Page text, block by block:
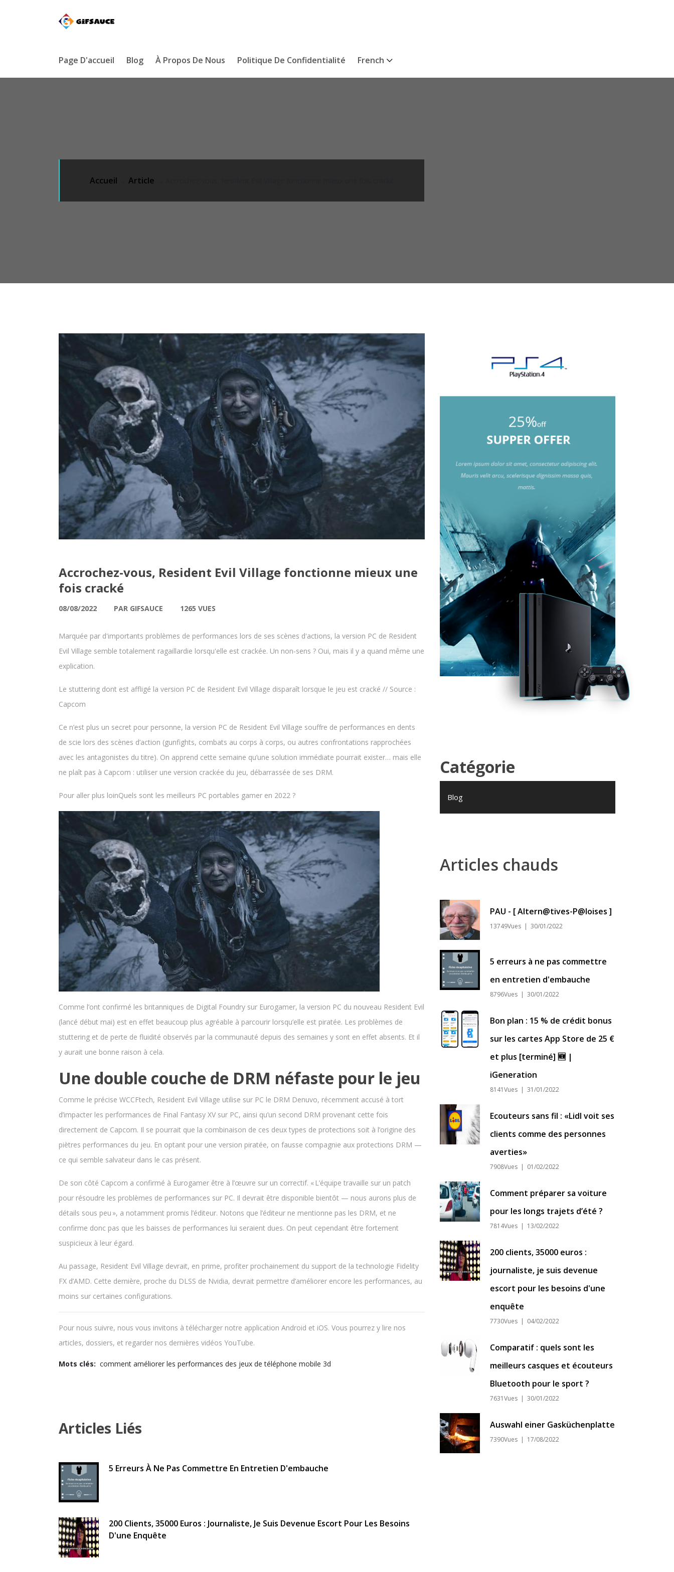
Page D'accueil Blog À Propos De Nous Politique De Confidentialité French
Accueil Article
Accrochez-vous, Resident Evil Village fonctionne mieux une
fois cracké
08/08/2022 PAR GIFSAUCE 1265 VUES
Marquée par d'importants problèmes de performances lors de ses scènes d'actions, la version PC de Resident
Evil Village semble totalement ragaillardie lorsqu'elle est crackée. Un non-sens ? Oui, mais il y a quand même une
explication.
Le stuttering dont est affligé la version PC de Resident Evil Village disparaît lorsque le jeu est cracké // Source :
Capcom
Ce n’est plus un secret pour personne, la version PC de Resident Evil Village souffre de performances en dents
de scie lors des scènes d’action (gunfights, combats au corps à corps, ou autres confrontations rapprochées
avec les antagonistes du titre). On apprend cette semaine qu’une solution immédiate pourrait exister… mais elle
ne plaît pas à Capcom : utiliser une version crackée du jeu, débarrassée de ses DRM.
Pour aller plus loinQuels sont les meilleurs PC portables gamer en 2022 ?
Comme l’ont confirmé les britanniques de Digital Foundry sur Eurogamer, la version PC du nouveau Resident Evil
(lancé début mai) est en effet beaucoup plus agréable à parcourir lorsqu’elle est piratée. Les problèmes de
stuttering et de perte de fluidité observés par la communauté depuis des semaines y sont en effet absents. Et il
y aurait une bonne raison à cela.
Une double couche de DRM néfaste pour le jeu
Comme le précise WCCFtech, Resident Evil Village utilise sur PC le DRM Denuvo, récemment accusé à tort
d’impacter les performances de Final Fantasy XV sur PC, ainsi qu’un second DRM provenant cette fois
directement de Capcom. Il se pourrait que la combinaison de ces deux types de protections soit à l’origine des
piètres performances du jeu. En optant pour une version piratée, on fausse compagnie aux protections DRM —
ce qui semble salvateur dans le cas présent.
De son côté Capcom a confirmé à Eurogamer être à l’œuvre sur un correctif. « L’équipe travaille sur un patch
pour résoudre les problèmes de performances sur PC. Il devrait être disponible bientôt — nous aurons plus de
détails sous peu », a notamment promis l’éditeur. Notons que l’éditeur ne mentionne pas les DRM, et ne
confirme donc pas que les baisses de performances lui seraient dues. On peut cependant être fortement
suspicieux à leur égard.
Au passage, Resident Evil Village devrait, en prime, profiter prochainement du support de la technologie Fidelity
FX d’AMD. Cette dernière, proche du DLSS de Nvidia, devrait permettre d’améliorer encore les performances, au
moins sur certaines configurations.
Pour nous suivre, nous vous invitons à télécharger notre application Android et iOS. Vous pourrez y lire nos
articles, dossiers, et regarder nos dernières vidéos YouTube.
Mots clés: comment améliorer les performances des jeux de téléphone mobile 3d
Articles Liés
5 Erreurs À Ne Pas Commettre En Entretien D'embauche
200 Clients, 35000 Euros : Journaliste, Je Suis Devenue Escort Pour Les Besoins
D'une Enquête
Catégorie
Blog
Articles chauds
PAU - [ Altern@tives-P@loises ]
13749Vues | 30/01/2022
5 erreurs à ne pas commettre
en entretien d'embauche
8796Vues | 30/01/2022
Bon plan : 15 % de crédit bonus
sur les cartes App Store de 25 €
et plus [terminé] 🆕 |
iGeneration
8141Vues | 31/01/2022
Ecouteurs sans fil : «Lidl voit ses
clients comme des personnes
averties»
7908Vues | 01/02/2022
Comment préparer sa voiture
pour les longs trajets d’été ?
7814Vues | 13/02/2022
200 clients, 35000 euros :
journaliste, je suis devenue
escort pour les besoins d'une
enquête
7730Vues | 04/02/2022
Comparatif : quels sont les
meilleurs casques et écouteurs
Bluetooth pour le sport ?
7631Vues | 30/01/2022
Auswahl einer Gasküchenplatte
7390Vues | 17/08/2022